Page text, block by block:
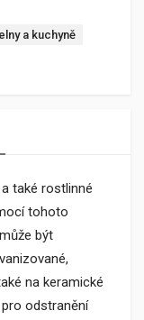
a kuchyně
také rostlinné
tohoto
být
na keramické
odstranění